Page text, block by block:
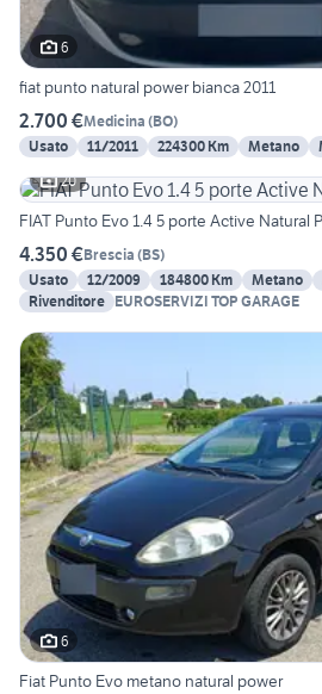
6
fiat punto natural power bianca 2011
2.700 €Medicina (BO)
Usato
11/2011 224300 Km Metano
20
FIAT Punto Evo 1.4 5 porte Active Natural
4.350 €Brescia (BS)
Usato
12/2009 184800 Km Metano
Rivenditore EUROSERVIZI TOP GARAGE
6
Fiat Punto Evo metano natural power